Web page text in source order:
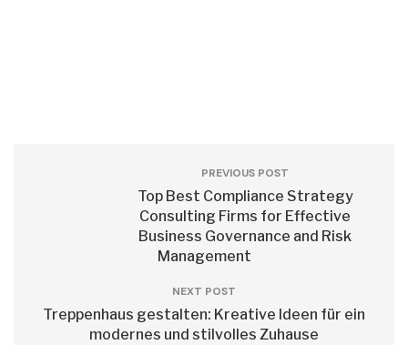
PREVIOUS POST
Top Best Compliance Strategy
Consulting Firms for Effective
Business Governance and Risk
Management
NEXT POST
Treppenhaus gestalten: Kreative Ideen für ein
modernes und stilvolles Zuhause